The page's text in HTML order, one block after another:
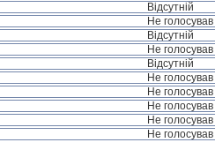
Відсутній
Не голосував
Відсутній
Не голосував
Відсутній
Не голосував
Не голосував
Не голосував
Не голосував
Не голосував